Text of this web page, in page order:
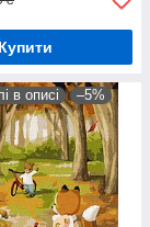
Купити
в описі –5%